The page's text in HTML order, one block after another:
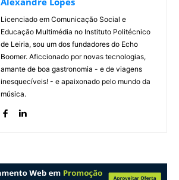
Licenciado em Comunicação Social e
Educação Multimédia no Instituto Politécnico
de Leiria, sou um dos fundadores do Echo
Boomer. Aficcionado por novas tecnologias,
amante de boa gastronomia - e de viagens
inesquecíveis! - e apaixonado pelo mundo da
música.